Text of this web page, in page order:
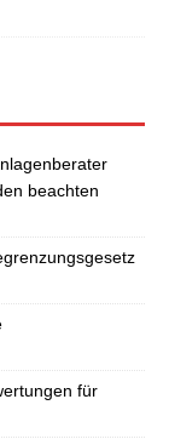
beachten
für